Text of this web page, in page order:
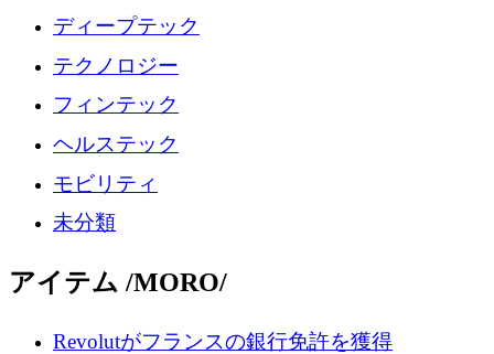
ディープテック
テクノロジー
フィンテック
ヘルステック
モビリティ
未分類
アイテム /MORO/
Revolutがフランスの銀行免許を獲得